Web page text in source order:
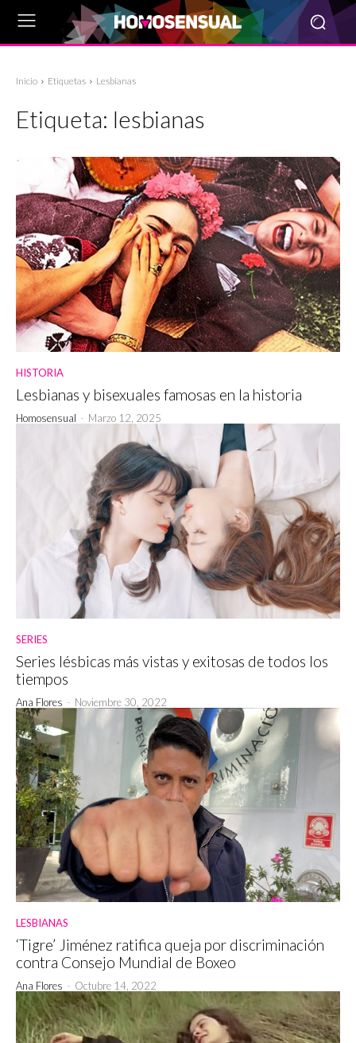
Inicio Etiquetas Lesbianas
Etiqueta: lesbianas
HISTORIA
Lesbianas y bisexuales famosas en la historia
Homosensual - Marzo 12, 2025
SERIES
Series lésbicas más vistas y exitosas de todos los
tiempos
Ana Flores - Noviembre 30, 2022
LESBIANAS
‘Tigre’ Jiménez ratifica queja por discriminación
contra Consejo Mundial de Boxeo
Ana Flores - Octubre 14, 2022